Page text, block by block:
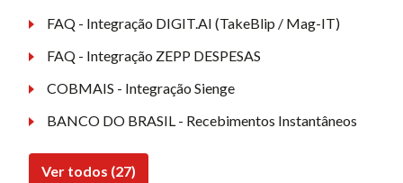
FAQ - Integração DIGIT.AI (TakeBlip / Mag-IT)
FAQ - Integração ZEPP DESPESAS
COBMAIS - Integração Sienge
BANCO DO BRASIL - Recebimentos Instantâneos
Ver todos (27)